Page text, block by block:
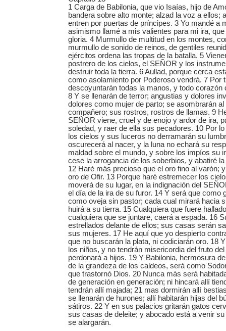
1 Carga de Babilonia, que vio Isaías, hijo de
bandera sobre alto monte; alzad la voz a ellos;
entren por puertas de príncipes. 3 Yo mandé a
asimismo llamé a mis valientes para mi ira,
gloria. 4 Murmullo de multitud en los montes,
murmullo de sonido de reinos, de gentiles
ejércitos ordena las tropas de la batalla. 5
postrero de los cielos, el SEÑOR y los
destruir toda la tierra. 6 Aullad, porque cerca
como asolamiento por Poderoso vendrá. 7 Por
descoyuntarán todas la manos, y todo corazón
8 Y se llenarán de terror; angustias y dolores
dolores como mujer de parto; se asombrarán
compañero; sus rostros, rostros de llamas. 9
SEÑOR viene, cruel y de enojo y ardor de ira,
soledad, y raer de ella sus pecadores. 10 Por
los cielos y sus luceros no derramarán su
oscurecerá al nacer, y la luna no echará su
maldad sobre el mundo, y sobre los impíos su
cese la arrogancia de los soberbios, y abatiré
12 Haré más precioso que el oro fino al varón;
oro de Ofir. 13 Porque haré estremecer los
moverá de su lugar, en la indignación del
el día de la ira de su furor. 14 Y será que como
como oveja sin pastor; cada cual mirará hacia
huirá a su tierra. 15 Cualquiera que fuere
cualquiera que se juntare, caerá a espada. 16
estrellados delante de ellos; sus casas serán
sus mujeres. 17 He aquí que yo despierto
que no buscarán la plata, ni codiciarán oro. 18
los niños, y no tendrán misericordia del fruto
perdonará a hijos. 19 Y Babilonia, hermosura
de la grandeza de los caldeos, será como
que trastornó Dios. 20 Nunca más será
de generación en generación; ni hincará allí
tendrán allí majada; 21 mas dormirán allí
se llenarán de hurones; allí habitarán hijas del
sátiros. 22 Y en sus palacios gritarán gatos
sus casas de deleite; y abocado está a venir
se alargarán.